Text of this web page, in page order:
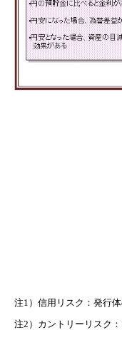
注1）信用リスク：発行
注2）カントリーリスク